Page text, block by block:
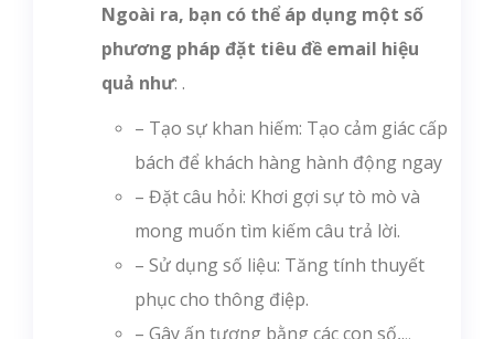
Ngoài ra, bạn có thể áp dụng một số
phương pháp đặt tiêu đề email hiệu
quả như: .
– Tạo sự khan hiếm: Tạo cảm giác cấp
bách để khách hàng hành động ngay
– Đặt câu hỏi: Khơi gợi sự tò mò và
mong muốn tìm kiếm câu trả lời.
– Sử dụng số liệu: Tăng tính thuyết
phục cho thông điệp.
– Gây ấn tượng bằng các con số,...